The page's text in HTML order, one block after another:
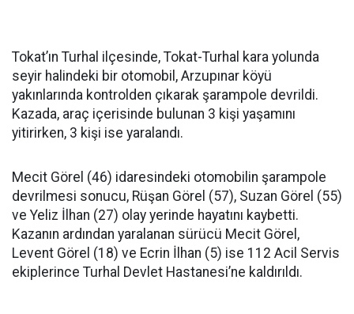
Tokat’ın Turhal ilçesinde, Tokat-Turhal kara yolunda
seyir halindeki bir otomobil, Arzupınar köyü
yakınlarında kontrolden çıkarak şarampole devrildi.
Kazada, araç içerisinde bulunan 3 kişi yaşamını
yitirirken, 3 kişi ise yaralandı.
Mecit Görel (46) idaresindeki otomobilin şarampole
devrilmesi sonucu, Rüşan Görel (57), Suzan Görel (55)
ve Yeliz İlhan (27) olay yerinde hayatını kaybetti.
Kazanın ardından yaralanan sürücü Mecit Görel,
Levent Görel (18) ve Ecrin İlhan (5) ise 112 Acil Servis
ekiplerince Turhal Devlet Hastanesi’ne kaldırıldı.